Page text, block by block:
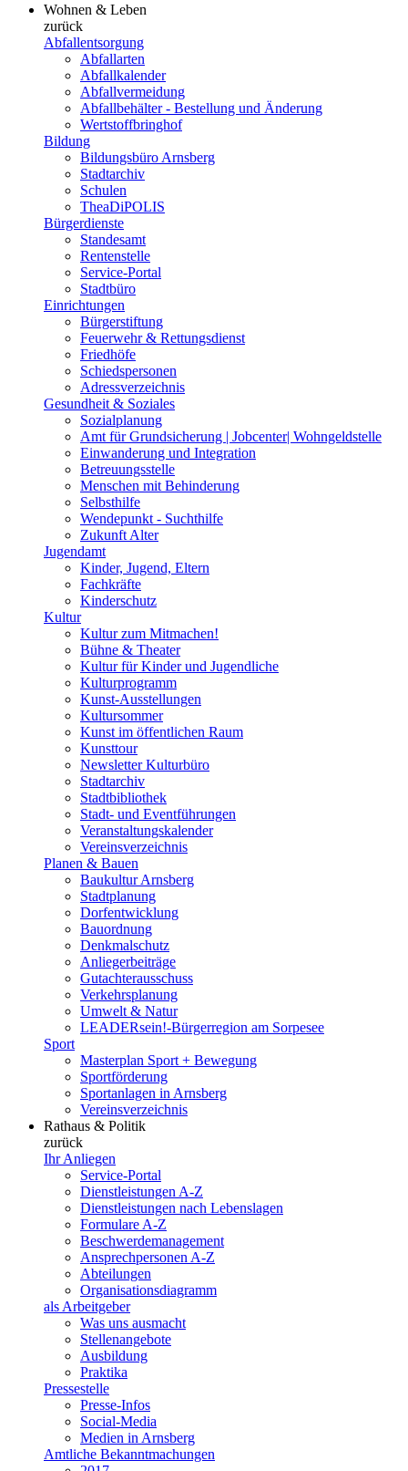
Wohnen & Leben
zurück
Abfallentsorgung
Abfallarten
Abfallkalender
Abfallvermeidung
Abfallbehälter - Bestellung und Änderung
Wertstoffbringhof
Bildung
Bildungsbüro Arnsberg
Stadtarchiv
Schulen
TheaDiPOLIS
Bürgerdienste
Standesamt
Rentenstelle
Service-Portal
Stadtbüro
Einrichtungen
Bürgerstiftung
Feuerwehr & Rettungsdienst
Friedhöfe
Schiedspersonen
Adressverzeichnis
Gesundheit & Soziales
Sozialplanung
Amt für Grundsicherung | Jobcenter| Wohngeldstelle
Einwanderung und Integration
Betreuungsstelle
Menschen mit Behinderung
Selbsthilfe
Wendepunkt - Suchthilfe
Zukunft Alter
Jugendamt
Kinder, Jugend, Eltern
Fachkräfte
Kinderschutz
Kultur
Kultur zum Mitmachen!
Bühne & Theater
Kultur für Kinder und Jugendliche
Kulturprogramm
Kunst-Ausstellungen
Kultursommer
Kunst im öffentlichen Raum
Kunsttour
Newsletter Kulturbüro
Stadtarchiv
Stadtbibliothek
Stadt- und Eventführungen
Veranstaltungskalender
Vereinsverzeichnis
Planen & Bauen
Baukultur Arnsberg
Stadtplanung
Dorfentwicklung
Bauordnung
Denkmalschutz
Anliegerbeiträge
Gutachterausschuss
Verkehrsplanung
Umwelt & Natur
LEADERsein!-Bürgerregion am Sorpesee
Sport
Masterplan Sport + Bewegung
Sportförderung
Sportanlagen in Arnsberg
Vereinsverzeichnis
Rathaus & Politik
zurück
Ihr Anliegen
Service-Portal
Dienstleistungen A-Z
Dienstleistungen nach Lebenslagen
Formulare A-Z
Beschwerdemanagement
Ansprechpersonen A-Z
Abteilungen
Organisationsdiagramm
als Arbeitgeber
Was uns ausmacht
Stellenangebote
Ausbildung
Praktika
Pressestelle
Presse-Infos
Social-Media
Medien in Arnsberg
Amtliche Bekanntmachungen